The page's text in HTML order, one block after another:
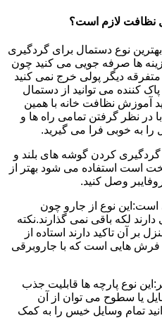
نظافت لازم است؟
نوع دستمال برای گردگیری
ها صرفه جویی می کنید چون
دیگر پولی خرج نمی کنید
کننده می توانید از دستمال
آموزش نظافت خانه با همین
نظر گرفتن تمامی راه ها و
به خوبی فرا می گیرید.
کردن گوشه های بلند و
است استفاده می شود بهتر از
وصل کنید.
است:این نوع از جارو چون
لکه باقی نمی گذارند.نکته
آن تاکید دارند استاده از
فرش هایی است که با جاروبرقی
نوع پارچه ها قابلیت جذب
یا سطوح می توان از آن
تمام وسایل خیس را به کمک